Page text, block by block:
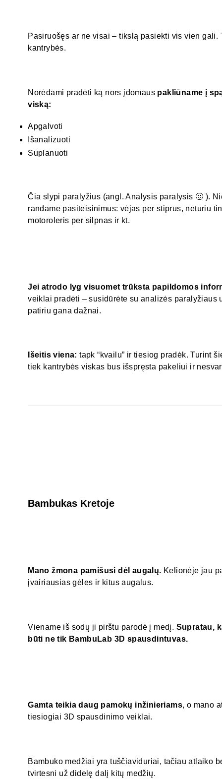
Pasiruošęs ar ne visai – tikslą pasiekti vis vien gali.
kantrybės.
Norėdami pradėti ką nors įdomaus pakliūname į
viską:
Apgalvoti
Išanalizuoti
Suplanuoti
Čia slypi paralyžius (angl. Analysis paralysis 🙂 ).
randame pasiteisinimus: vėjas per stiprus, neturiu
motoroleris per silpnas ir kt.
Jei atrodo lyg visuomet trūksta papildomos
veiklai pradėti – susidūrėte su analizės paralyžiaus
patiriu gana dažnai.
Išeitis viena: tapk “kvailu” ir tiesiog pradėk. Turint
tiek kantrybės viskas bus išspręsta pakeliui ir
Bambukas Kretoje
Mano žmona pamišusi dėl augalų. Kelionėje jau
įvairiausias gėles ir kitus augalus.
Viename iš sodų ji pirštu parodė į medį. Supratau,
būti ne tik BambuLab 3D spausdintuvas.
Gamta teikia daug pamokų inžinieriams, o mano
tiesiogiai 3D spausdinimo veiklai.
Bambuko medžiai yra tuščiaviduriai, tačiau atlaiko
tvirtesni už didelę dalį kitų medžių.